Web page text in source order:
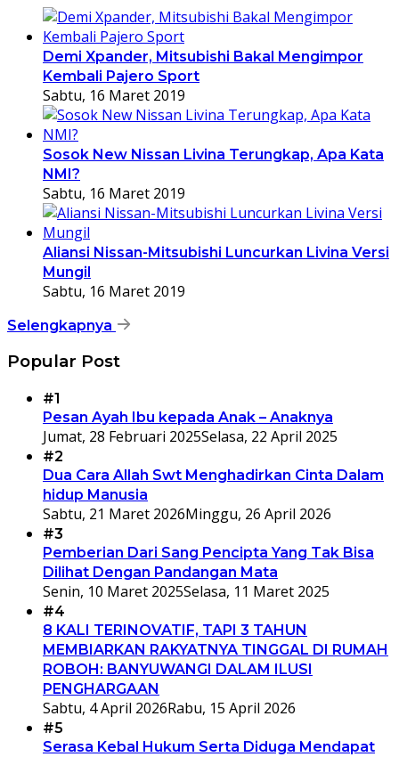
Demi Xpander, Mitsubishi Bakal Mengimpor
Kembali Pajero Sport
Sabtu, 16 Maret 2019
Sosok New Nissan Livina Terungkap, Apa Kata
NMI?
Sabtu, 16 Maret 2019
Aliansi Nissan-Mitsubishi Luncurkan Livina Versi
Mungil
Sabtu, 16 Maret 2019
Selengkapnya
Popular Post
#1
Pesan Ayah Ibu kepada Anak – Anaknya
Jumat, 28 Februari 2025Selasa, 22 April 2025
#2
Dua Cara Allah Swt Menghadirkan Cinta Dalam
hidup Manusia
Sabtu, 21 Maret 2026Minggu, 26 April 2026
#3
Pemberian Dari Sang Pencipta Yang Tak Bisa
Dilihat Dengan Pandangan Mata
Senin, 10 Maret 2025Selasa, 11 Maret 2025
#4
8 KALI TERINOVATIF, TAPI 3 TAHUN
MEMBIARKAN RAKYATNYA TINGGAL DI RUMAH
ROBOH: BANYUWANGI DALAM ILUSI
PENGHARGAAN
Sabtu, 4 April 2026Rabu, 15 April 2026
#5
Serasa Kebal Hukum Serta Diduga Mendapat